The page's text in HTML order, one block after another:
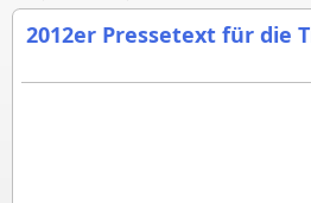
2012er Pressetext für die